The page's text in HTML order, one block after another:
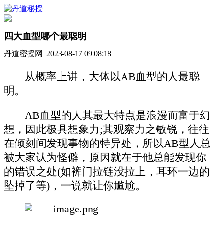
四大血型哪个最聪明
丹道密授网 2023-08-17 09:08:18
从概率上讲，大体以AB血型的人最聪
明。
AB血型的人其最大特点是浪漫而富于幻
想，因此极具想象力;其观察力之敏锐，往往
在倾刻间发现事物的特异处，所以AB型人总
被大家认为怪僻，原因就在于他总能发现你
的错误之处(如裤门拉链没拉上，耳环一边的
坠掉了等)，一说就让你尴尬。